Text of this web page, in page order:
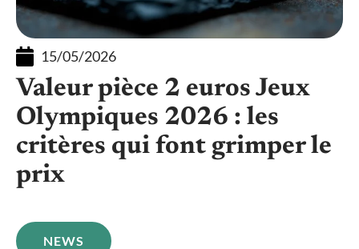
15/05/2026
Valeur pièce 2 euros Jeux
Olympiques 2026 : les
critères qui font grimper le
prix
NEWS